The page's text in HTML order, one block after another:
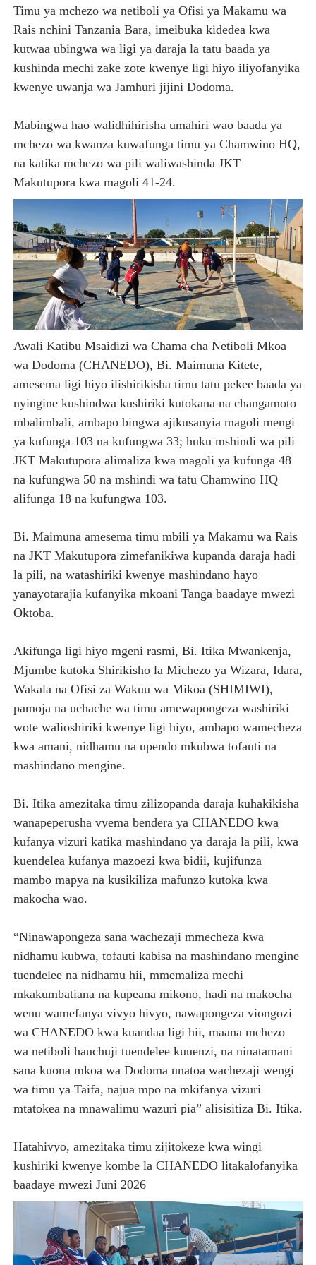
UKAGUZI WA MIGODI WAIMARISHA USALAMA,
MHE. CHANDE AIPONGEZA WRRB KWA
NAIBU WAZIRI CHANDE ARIDHISHWA NA HUDUMA ZA
WATOTO WAFUNDISHWE KUPINGA RUSHWA WAKIWA
Timu ya mchezo wa netiboli ya Ofisi ya Makamu wa
Rais nchini Tanzania Bara, imeibuka kidedea kwa
kutwaa ubingwa wa ligi ya daraja la tatu baada ya
kushinda mechi zake zote kwenye ligi hiyo iliyofanyika
kwenye uwanja wa Jamhuri jijini Dodoma.
Mabingwa hao walidhihirisha umahiri wao baada ya
mchezo wa kwanza kuwafunga timu ya Chamwino HQ,
na katika mchezo wa pili waliwashinda JKT
Makutupora kwa magoli 41-24.
Awali Katibu Msaidizi wa Chama cha Netiboli Mkoa
wa Dodoma (CHANEDO), Bi. Maimuna Kitete,
amesema ligi hiyo ilishirikisha timu tatu pekee baada ya
nyingine kushindwa kushiriki kutokana na changamoto
mbalimbali, ambapo bingwa ajikusanyia magoli mengi
ya kufunga 103 na kufungwa 33; huku mshindi wa pili
JKT Makutupora alimaliza kwa magoli ya kufunga 48
na kufungwa 50 na mshindi wa tatu Chamwino HQ
alifunga 18 na kufungwa 103.
Bi. Maimuna amesema timu mbili ya Makamu wa Rais
na JKT Makutupora zimefanikiwa kupanda daraja hadi
la pili, na watashiriki kwenye mashindano hayo
yanayotarajia kufanyika mkoani Tanga baadaye mwezi
Oktoba.
Akifunga ligi hiyo mgeni rasmi, Bi. Itika Mwankenja,
Mjumbe kutoka Shirikisho la Michezo ya Wizara, Idara,
Wakala na Ofisi za Wakuu wa Mikoa (SHIMIWI),
pamoja na uchache wa timu amewapongeza washiriki
wote walioshiriki kwenye ligi hiyo, ambapo wamecheza
kwa amani, nidhamu na upendo mkubwa tofauti na
mashindano mengine.
Bi. Itika amezitaka timu zilizopanda daraja kuhakikisha
wanapeperusha vyema bendera ya CHANEDO kwa
kufanya vizuri katika mashindano ya daraja la pili, kwa
kuendelea kufanya mazoezi kwa bidii, kujifunza
mambo mapya na kusikiliza mafunzo kutoka kwa
makocha wao.
“Ninawapongeza sana wachezaji mmecheza kwa
nidhamu kubwa, tofauti kabisa na mashindano mengine
tuendelee na nidhamu hii, mmemaliza mechi
mkakumbatiana na kupeana mikono, hadi na makocha
wenu wamefanya vivyo hivyo, nawapongeza viongozi
wa CHANEDO kwa kuandaa ligi hii, maana mchezo
wa netiboli hauchuji tuendelee kuuenzi, na ninatamani
sana kuona mkoa wa Dodoma unatoa wachezaji wengi
wa timu ya Taifa, najua mpo na mkifanya vizuri
mtatokea na mnawalimu wazuri pia” alisisitiza Bi. Itika.
Hatahivyo, amezitaka timu zijitokeze kwa wingi
kushiriki kwenye kombe la CHANEDO litakalofanyika
baadaye mwezi Juni 2026